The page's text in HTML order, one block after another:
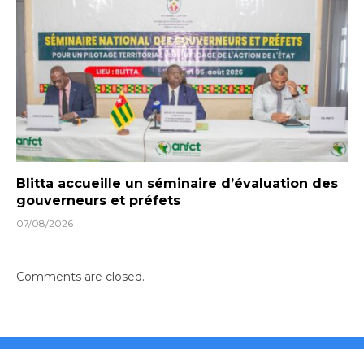
Blitta accueille un séminaire d’évaluation des
gouverneurs et préfets
07/08/2026
Comments are closed.